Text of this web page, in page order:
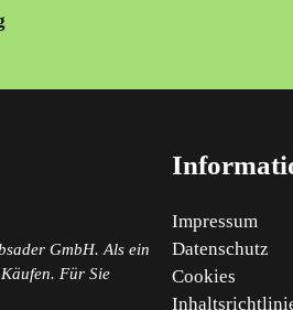
GmbH. Als ein
Für Sie
Impressum
Datenschutz
Cookies